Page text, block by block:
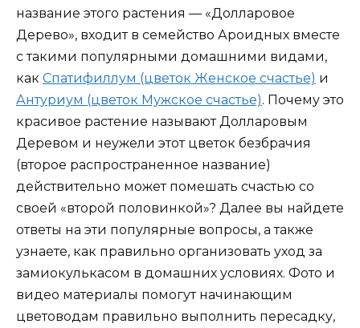
название этого растения — «Долларовое
Дерево», входит в семейство Ароидных вместе
с такими популярными домашними видами,
как Спатифиллум (цветок Женское счастье) и
Антуриум (цветок Мужское счастье). Почему это
красивое растение называют Долларовым
Деревом и неужели этот цветок безбрачия
(второе распространенное название)
действительно может помешать счастью со
своей «второй половинкой»? Далее вы найдете
ответы на эти популярные вопросы, а также
узнаете, как правильно организовать уход за
замиокулькасом в домашних условиях. Фото и
видео материалы помогут начинающим
цветоводам правильно выполнить пересадку,